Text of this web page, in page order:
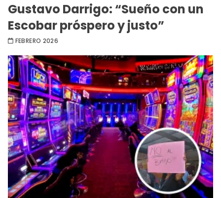
Gustavo Darrigo: “Sueño con un
Escobar próspero y justo”
FEBRERO 2026